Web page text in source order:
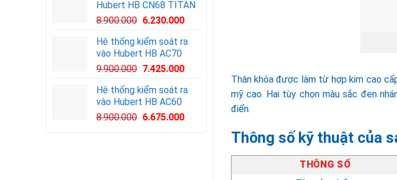
4.500.000VND.
là:
3.375.000VND.
Hubert HB CN68 TITAN
8.900.000 6.230.000
Hệ thống kiểm soát ra
vào Hubert HB AC70
9.900.000 Giá
là:
9.900.000VND.
7.425.000Giá
tại
7.425.000VND.
Hệ thống kiểm soát ra
vào Hubert HB AC60
8.900.000 Giá
6.675.000Giá
Thân khóa được làm từ hợp kim cao
mỹ cao. Hai tùy chọn màu sắc đen
điển.
Thông số kỹ thuật của
THÔNG SỐ